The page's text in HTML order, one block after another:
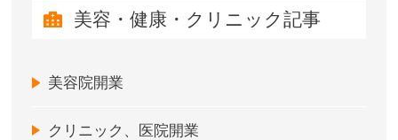
美容・健康・クリニック記事
美容院開業
クリニック、医院開業